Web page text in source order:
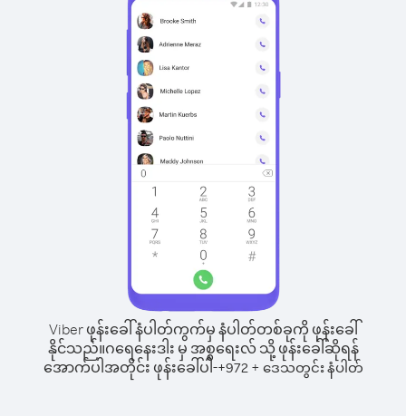
Viber ဖုန်းခေါ်နံပါတ်ကွက်မှ နံပါတ်တစ်ခုကို ဖုန်းခေါ်
နိုင်သည်။ဂရေနေးဒါး မှ အစ္စရေးလ် သို့ ဖုန်းခေါ်ဆိုရန်
အောက်ပါအတိုင်း ဖုန်းခေါ်ပါ-+972+ ဒေသတွင်း နံပါတ်